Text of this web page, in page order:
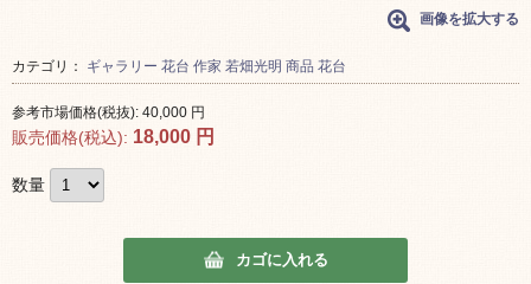
画像を拡大する
カテゴリ： ギャラリー 花台 作家 若畑光明 商品 花台
参考市場価格(税抜): 40,000 円
販売価格(税込): 18,000 円
数量
カゴに入れる